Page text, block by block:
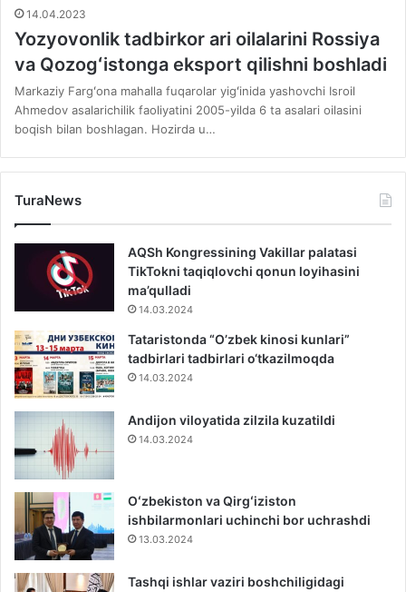
14.04.2023
Yozyovonlik tadbirkor ari oilalarini Rossiya
va Qozogʻistonga eksport qilishni boshladi
Markaziy Fargʻona mahalla fuqarolar yigʻinida yashovchi Isroil
Ahmedov asalarichilik faoliyatini 2005-yilda 6 ta asalari oilasini
boqish bilan boshlagan. Hozirda u…
TuraNews
AQSh Kongressining Vakillar palatasi
TikTokni taqiqlovchi qonun loyihasini
ma’qulladi
14.03.2024
Tataristonda “O’zbek kinosi kunlari”
tadbirlari tadbirlari o‘tkazilmoqda
14.03.2024
Andijon viloyatida zilzila kuzatildi
14.03.2024
Oʻzbekiston va Qirgʻiziston
ishbilarmonlari uchinchi bor uchrashdi
13.03.2024
Tashqi ishlar vaziri boshchiligidagi